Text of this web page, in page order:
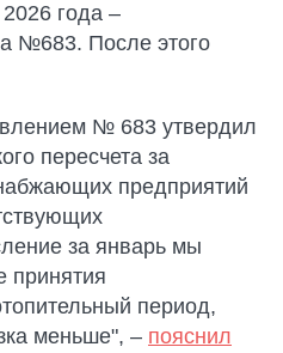
года –
№683. После этого
№ 683 утвердил
пересчета за
предприятий
за январь мы
принятия
период,
меньше", – пояснил